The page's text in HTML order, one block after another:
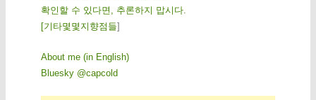
확인할 수 있다면, 추론하지 맙시다.
[기 타몇 몇 지 향점 들]
About me (in English)
Bluesky @capcold